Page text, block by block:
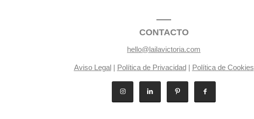
CONTACTO
hello@lailavictoria.com
Aviso Legal| Política de Privacidad| Política de Cookies